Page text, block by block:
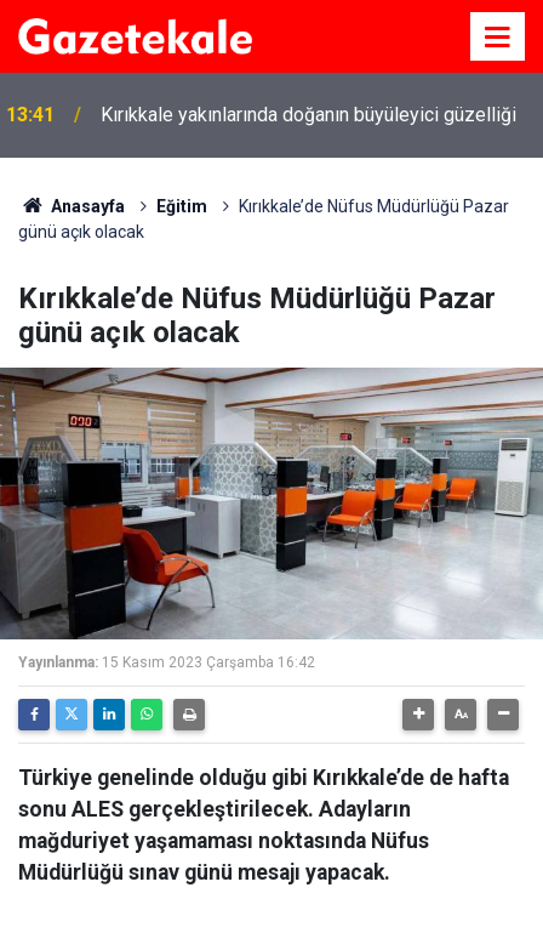
13:41 Kırıkkale yakınlarında doğanın büyüleyici güzelliği
Anasayfa Eğitim
Kırıkkale’de Nüfus Müdürlüğü Pazar
günü açık olacak
Kırıkkale’de Nüfus Müdürlüğü Pazar
günü açık olacak
Yayınlanma: 15 Kasım 2023 Çarşamba 16:42
Türkiye genelinde olduğu gibi Kırıkkale’de de hafta
sonu ALES gerçekleştirilecek. Adayların
mağduriyet yaşamaması noktasında Nüfus
Müdürlüğü sınav günü mesajı yapacak.